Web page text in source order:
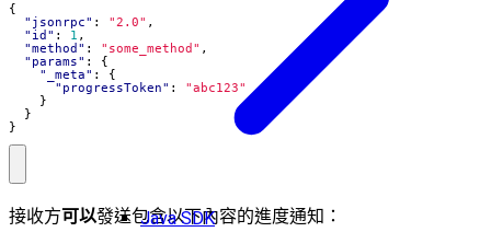
Java SDK
{
"jsonrpc" : "2.0" ,
"id" : 1 ,
"method" : "some_method" ,
"params" :
{
"_meta" :
{
"progressToken" :
"abc123"
}
}
}
接收方可以發送包含以下內容的進度通知：